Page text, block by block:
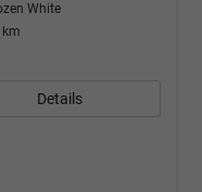
White
km
Details